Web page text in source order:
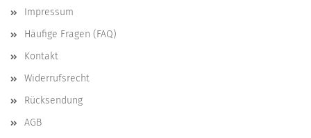
Impressum
Häufige Fragen (FAQ)
Kontakt
Widerrufsrecht
Rücksendung
AGB